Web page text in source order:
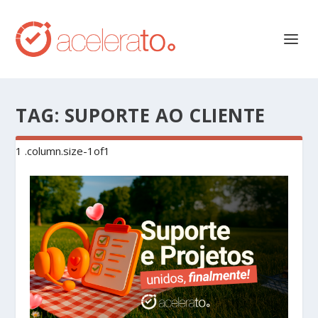
TAG: SUPORTE AO CLIENTE